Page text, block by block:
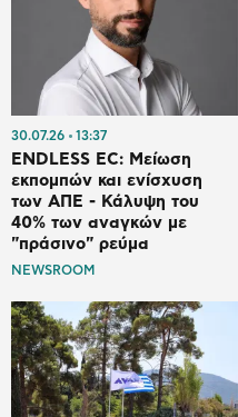
30.07.26 13:37
ENDLESS EC: Μείωση
εκπομπών και ενίσχυση
των ΑΠΕ - Κάλυψη του
40% των αναγκών με
"πράσινο" ρεύμα
NEWSROOM